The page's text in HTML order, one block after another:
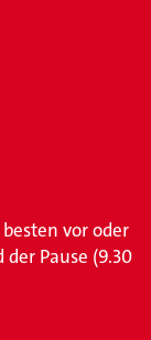
vor oder
Pause (9.30